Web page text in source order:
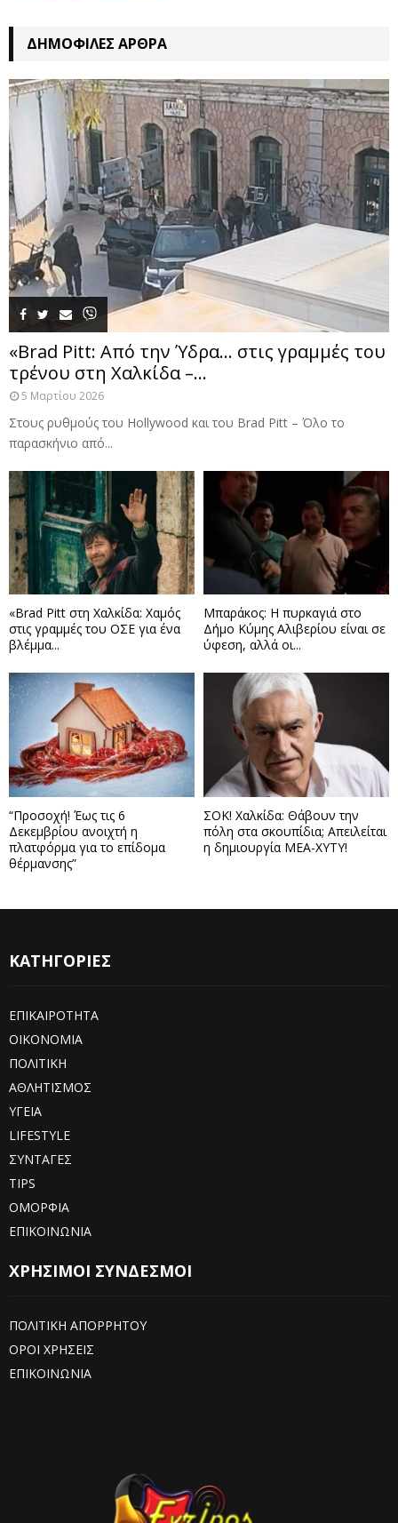
ΔΗΜΟΦΙΛΈΣ ΆΡΘΡΑ
«Brad Pitt: Από την Ύδρα… στις γραμμές του
τρένου στη Χαλκίδα –...
5 Μαρτίου 2026
Στους ρυθμούς του Hollywood και του Brad Pitt – Όλο το
παρασκήνιο από...
«Brad Pitt στη Χαλκίδα: Χαμός
στις γραμμές του ΟΣΕ για ένα
βλέμμα...
Μπαράκος: Η πυρκαγιά στο
Δήμο Κύμης Αλιβερίου είναι σε
ύφεση, αλλά οι...
“Προσοχή! Έως τις 6
Δεκεμβρίου ανοιχτή η
πλατφόρμα για το επίδομα
θέρμανσης”
ΣΟΚ! Χαλκίδα: Θάβουν την
πόλη στα σκουπίδια; Απειλείται
η δημιουργία ΜΕΑ-ΧΥΤΥ!
ΚΑΤΗΓΟΡΙΕΣ
ΕΠΙΚΑΙΡΟΤΗΤΑ
ΟΙΚΟΝΟΜΙΑ
ΠΟΛΙΤΙΚΗ
ΑΘΛΗΤΙΣΜΟΣ
ΥΓΕΙΑ
LIFESTYLE
ΣΥΝΤΑΓΕΣ
TIPS
ΟΜΟΡΦΙΑ
ΕΠΙΚΟΙΝΩΝΙΑ
ΧΡΗΣΙΜΟΙ ΣΥΝΔΕΣΜΟΙ
ΠΟΛΙΤΙΚΗ ΑΠΟΡΡΗΤΟΥ
ΟΡΟΙ ΧΡΗΣΕΙΣ
ΕΠΙΚΟΙΝΩΝΙΑ